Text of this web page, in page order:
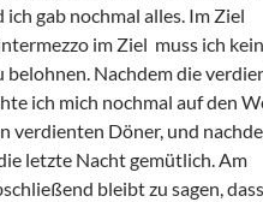
gab nochmal alles. Im Ziel
im Ziel muss ich
belohnen. Nachdem die
ich mich nochmal auf den
verdienten Döner, und
letzte Nacht gemütlich. Am
bleibt zu sagen, dass